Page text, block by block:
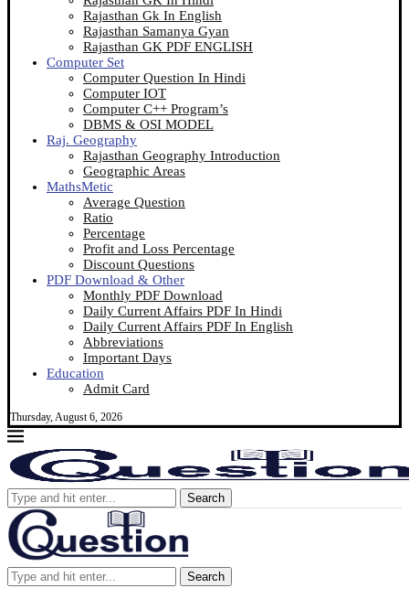
Rajasthan Gk In English
Rajasthan Samanya Gyan
Rajasthan GK PDF ENGLISH
Computer Set
Computer Question In Hindi
Computer IOT
Computer C++ Program’s
DBMS & OSI MODEL
Raj. Geography
Rajasthan Geography Introduction
Geographic Areas
MathsMetic
Average Question
Ratio
Percentage
Profit and Loss Percentage
Discount Questions
PDF Download & Other
Monthly PDF Download
Daily Current Affairs PDF In Hindi
Daily Current Affairs PDF In English
Abbreviations
Important Days
Education
Admit Card
Thursday, August 6, 2026
Search
Search